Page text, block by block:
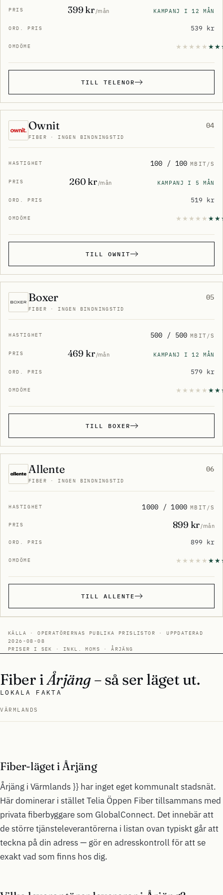
399 kr/mån KAMPANJ I 12 MÅN
539 kr
TILL TELENOR
04
Ownit
FIBER · INGEN BINDNINGSTID
100 / 100 MBIT/S
260 kr/mån KAMPANJ I 5 MÅN
519 kr
TILL OWNIT
05
Boxer
FIBER · INGEN BINDNINGSTID
500 / 500 MBIT/S
469 kr/mån KAMPANJ I 12 MÅN
579 kr
TILL BOXER
06
Allente
FIBER · INGEN BINDNINGSTID
1000 / 1000 MBIT/S
899 kr /mån
899 kr
TILL ALLENTE
KÄLLA · OPERATÖRERNAS PUBLIKA PRISLISTOR · UPPDATERAD
2026-08-08
PRISER I SEK · INKL. MOMS · ÅRJÄNG
Fiber iÅrjäng– så ser läget ut.
LOKALA FAKTA
VÄRMLANDS
Fiber-läget i Årjäng
Årjäng i Värmlands }} har inget eget kommunalt stadsnät.
Här dominerar i stället Telia Öppen Fiber tillsammans med
privata fiberbyggare som GlobalConnect. Det innebär att
de större tjänsteleverantörerna i listan ovan typiskt går att
teckna på din adress — gör en adresskontroll för att se
exakt vad som finns hos dig.